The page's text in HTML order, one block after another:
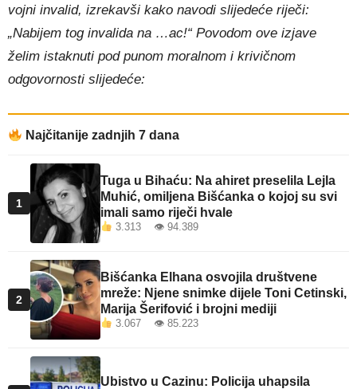
vojni invalid, izrekavši kako navodi slijedeće riječi:
„Nabijem tog invalida na …ac!“ Povodom ove izjave
želim istaknuti pod punom moralnom i krivičnom
odgovornosti slijedeće:
Najčitanije zadnjih 7 dana
1
Tuga u Bihaću: Na ahiret preselila Lejla
Muhić, omiljena Bišćanka o kojoj su svi
imali samo riječi hvale
3.313 👁 94.389
2
Bišćanka Elhana osvojila društvene
mreže: Njene snimke dijele Toni Cetinski,
Marija Šerifović i brojni mediji
3.067 👁 85.223
Ubistvo u Cazinu: Policija uhapsila